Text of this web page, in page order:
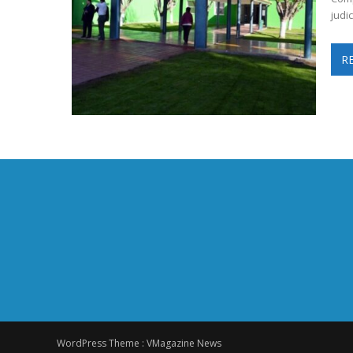
WordPress Theme : VMagazine News